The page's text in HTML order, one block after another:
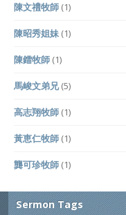
陳文禮牧師 (1)
陳昭秀姐妹 (1)
陳鐳牧師 (1)
馬峻文弟兄(5)
高志翔牧師 (1)
黃恵仁牧師 (1)
龔可珍牧師 (1)
Sermon Tags